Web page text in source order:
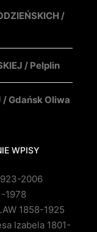
/
/ Pelplin
/ Gdańsk Oliwa
WPISY
2006
1978
1858-1925
Izabela 1801-